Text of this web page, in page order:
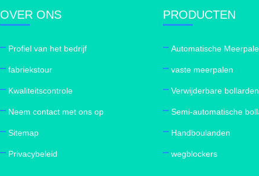
OVER ONS
Profiel van het bedrijf
fabriekstour
Kwaliteitscontrole
Neem contact met ons op
Sitemap
Privacybeleid
PRODUCTEN
Automatische
vaste meerpalen
Verwijderbare bollarden
Semi-automatische
Handboulanden
wegblockers